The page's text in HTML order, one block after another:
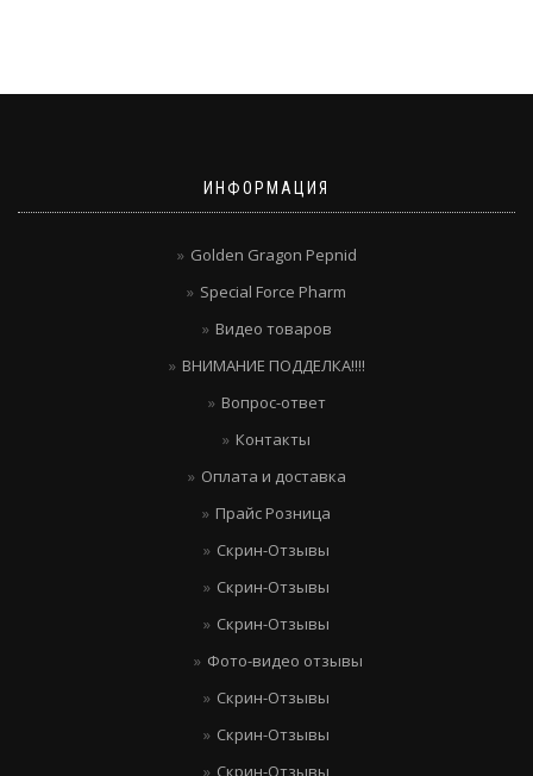
ИНФОРМАЦИЯ
Golden Gragon Pepnid
Special Force Pharm
Видео товаров
ВНИМАНИЕ ПОДДЕЛКА!!!!
Вопрос-ответ
Контакты
Оплата и доставка
Прайс Розница
Скрин-Отзывы
Скрин-Отзывы
Скрин-Отзывы
Фото-видео отзывы
Скрин-Отзывы
Скрин-Отзывы